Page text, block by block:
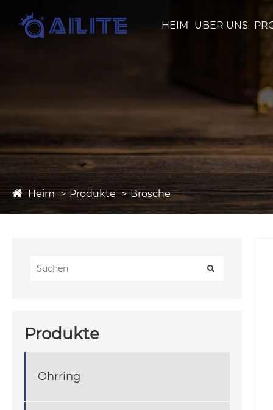
HEIM ÜBER UNS
Heim Produkte Brosche
Produkte
Ohrring